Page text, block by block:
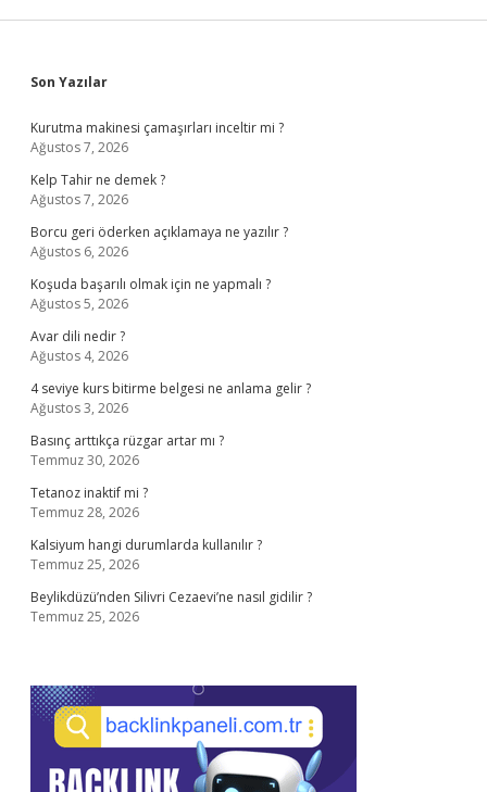
Sidebar
Son Yazılar
Kurutma makinesi çamaşırları inceltir mi ?
Ağustos 7, 2026
Kelp Tahir ne demek ?
Ağustos 7, 2026
Borcu geri öderken açıklamaya ne yazılır ?
Ağustos 6, 2026
Koşuda başarılı olmak için ne yapmalı ?
Ağustos 5, 2026
Avar dili nedir ?
Ağustos 4, 2026
4 seviye kurs bitirme belgesi ne anlama gelir ?
Ağustos 3, 2026
Basınç arttıkça rüzgar artar mı ?
Temmuz 30, 2026
Tetanoz inaktif mi ?
Temmuz 28, 2026
Kalsiyum hangi durumlarda kullanılır ?
Temmuz 25, 2026
Beylikdüzü’nden Silivri Cezaevi’ne nasıl gidilir ?
Temmuz 25, 2026